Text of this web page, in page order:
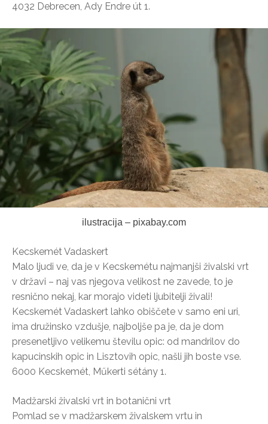
4032 Debrecen, Ady Endre út 1.
ilustracija – pixabay.com
Kecskemét Vadaskert
Malo ljudi ve, da je v Kecskemétu najmanjši živalski vrt
v državi – naj vas njegova velikost ne zavede, to je
resnično nekaj, kar morajo videti ljubitelji živali!
Kecskemét Vadaskert lahko obiščete v samo eni uri,
ima družinsko vzdušje, najboljše pa je, da je dom
presenetljivo velikemu številu opic: od mandrilov do
kapucinskih opic in Lisztovih opic, našli jih boste vse.
6000 Kecskemét, Műkerti sétány 1.
Madžarski živalski vrt in botanični vrt
Pomlad se v madžarskem živalskem vrtu in